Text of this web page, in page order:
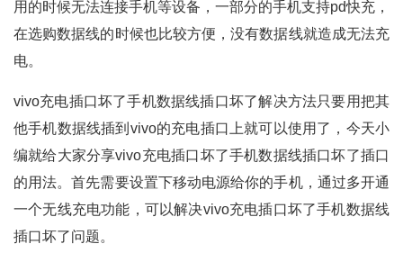
用的时候无法连接手机等设备，一部分的手机支持pd快充，
在选购数据线的时候也比较方便，没有数据线就造成无法充
电。
vivo充电插口坏了手机数据线插口坏了解决方法只要用把其
他手机数据线插到vivo的充电插口上就可以使用了，今天小
编就给大家分享vivo充电插口坏了手机数据线插口坏了插口
的用法。首先需要设置下移动电源给你的手机，通过多开通
一个无线充电功能，可以解决vivo充电插口坏了手机数据线
插口坏了问题。